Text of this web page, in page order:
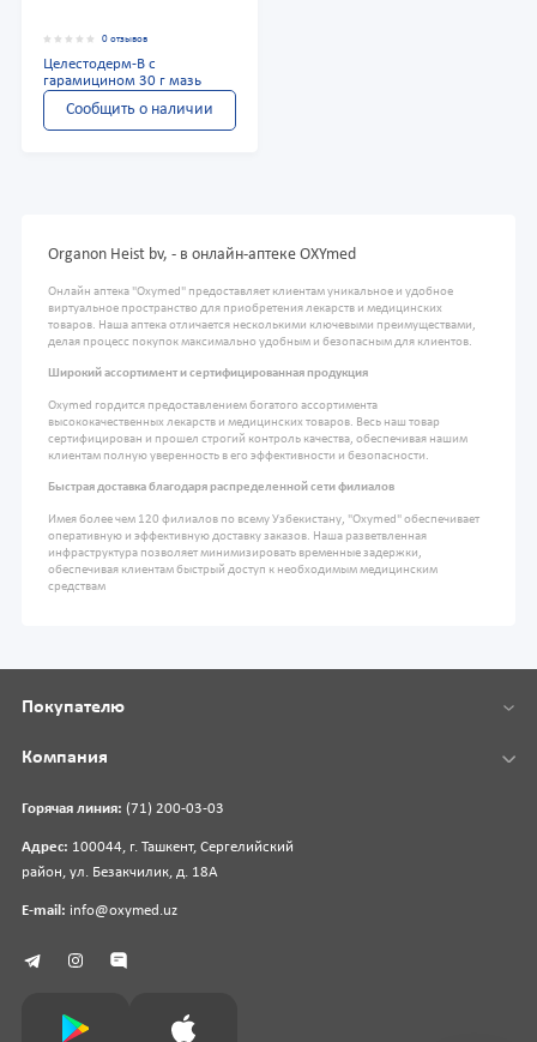
0 отзывов
Целестодерм-В с
гарамицином 30 г мазь
Сообщить о наличии
Organon Heist bv, - в онлайн-аптеке OXYmed
Онлайн аптека "Oxymed" предоставляет клиентам уникальное и удобное
виртуальное пространство для приобретения лекарств и медицинских
товаров. Наша аптека отличается несколькими ключевыми преимуществами,
делая процесс покупок максимально удобным и безопасным для клиентов.
Широкий ассортимент и сертифицированная продукция
Oxymed гордится предоставлением богатого ассортимента
высококачественных лекарств и медицинских товаров. Весь наш товар
сертифицирован и прошел строгий контроль качества, обеспечивая нашим
клиентам полную уверенность в его эффективности и безопасности.
Быстрая доставка благодаря распределенной сети филиалов
Имея более чем 120 филиалов по всему Узбекистану, "Oxymed" обеспечивает
оперативную и эффективную доставку заказов. Наша разветвленная
инфраструктура позволяет минимизировать временные задержки,
обеспечивая клиентам быстрый доступ к необходимым медицинским
средствам
Горячая линия: (71) 200-03-03
Адрес: 100044, г. Ташкент, Сергелийский
район, ул. Безакчилик, д. 18А
E-mail: info@oxymed.uz
Покупателю
Компания